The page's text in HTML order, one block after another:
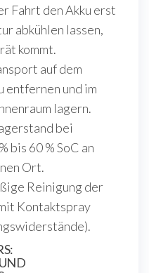
Fahrt den Akku erst
abkühlen lassen,
kommt.
auf dem
entfernen und im
lagern.
bei
bis 60 % SoC an
Ort.
Reinigung der
Kontaktspray